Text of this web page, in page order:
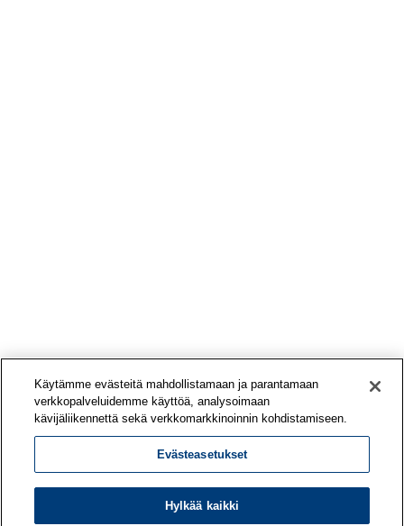
Käytämme evästeitä mahdollistamaan ja parantamaan
verkkopalveluidemme käyttöä, analysoimaan
kävijäliikennettä sekä verkkomarkkinoinnin kohdistamiseen.
Evästeasetukset
Hylkää kaikki